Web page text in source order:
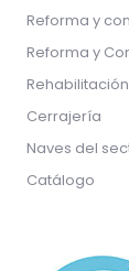
Reforma y
Reforma y
Cerrajería
Naves del
Catálogo